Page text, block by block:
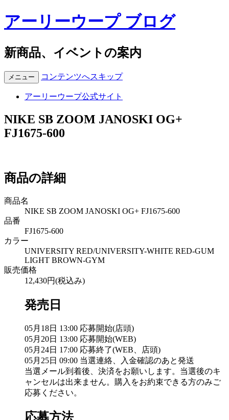
アーリーウープ ブログ
新商品、イベントの案内
メニュー コンテンツへスキップ
アーリーウープ公式サイト
NIKE SB ZOOM JANOSKI OG+
FJ1675-600
商品の詳細
商品名
NIKE SB ZOOM JANOSKI OG+ FJ1675-600
品番
FJ1675-600
カラー
UNIVERSITY RED/UNIVERSITY-WHITE RED-GUM
LIGHT BROWN-GYM
販売価格
12,430円(税込み)
発売日
05月18日 13:00 応募開始(店頭)
05月20日 13:00 応募開始(WEB)
05月24日 17:00 応募終了(WEB、店頭)
05月25日 09:00 当選連絡、入金確認のあと発送
当選メール到着後、決済をお願いします。当選後のキ
ャンセルは出来ません。購入をお約束できる方のみご
応募ください。
応募方法